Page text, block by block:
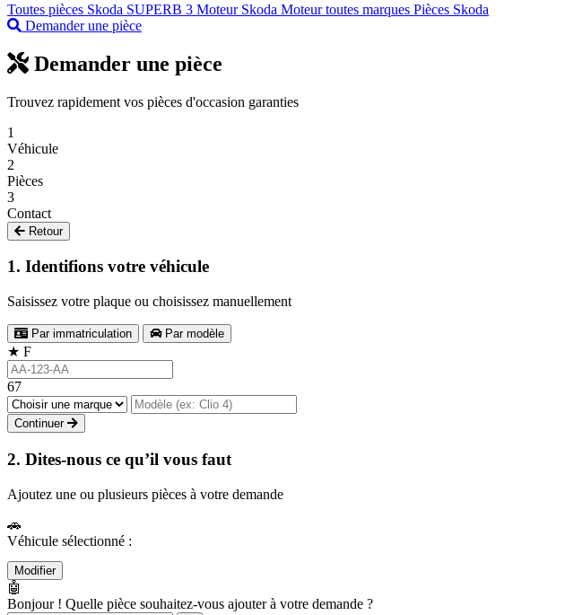
Toutes pièces Skoda SUPERB 3 Moteur Skoda Moteur toutes marques Pièces Skoda
Demander une pièce
Demander une pièce
Trouvez rapidement vos pièces d'occasion garanties
1
Véhicule
2
Pièces
3
Contact
Retour
1. Identifions votre véhicule
Saisissez votre plaque ou choisissez manuellement
Par immatriculation Par modèle
★ F
67
Continuer
2. Dites-nous ce qu’il vous faut
Ajoutez une ou plusieurs pièces à votre demande
🚗
Véhicule sélectionné :
Modifier
🤖
Bonjour ! Quelle pièce souhaitez-vous ajouter à votre demande ?